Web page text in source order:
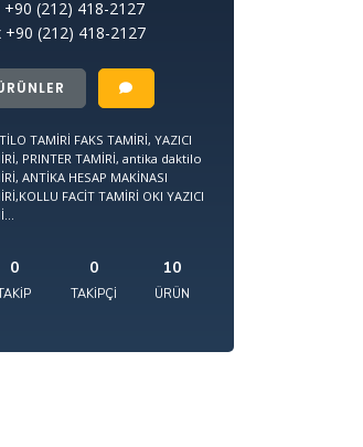
+90 (212) 418-2127
+90 (212) 418-2127
TAMİRİ FAKS TAMİRİ, YAZICI
PRINTER TAMİRİ, antika daktilo
ANTİKA HESAP MAKİNASI
FACİT TAMİRİ OKI YAZICI
0 0
TAKIPÇI
10
ÜRÜN